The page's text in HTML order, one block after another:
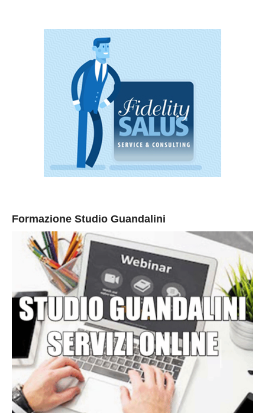
Formazione Studio Guandalini